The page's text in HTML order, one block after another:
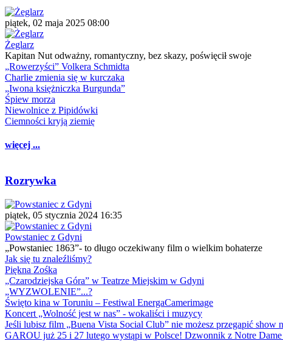
piątek, 02 maja 2025 08:00
Żeglarz
Kapitan Nut odważny, romantyczny, bez skazy, poświęcił swoje
„Rowerzyści” Volkera Schmidta
Charlie zmienia się w kurczaka
„Iwona księżniczka Burgunda”
Śpiew morza
Niewolnice z Pipidówki
Ciemności kryją ziemię
więcej ...
Rozrywka
piątek, 05 stycznia 2024 16:35
Powstaniec z Gdyni
„Powstaniec 1863”- to długo oczekiwany film o wielkim bohaterze
Jak się tu znaleźliśmy?
Piękna Zośka
„Czarodziejska Góra” w Teatrze Miejskim w Gdyni
„WYZWOLENIE”...?
Święto kina w Toruniu – Festiwal EnergaCamerimage
Koncert „Wolność jest w nas” - wokaliści i muzycy
Jeśli lubisz film „Buena Vista Social Club” nie możesz przegapić show
GAROU już 25 i 27 lutego wystąpi w Polsce! Dzwonnik z Notre